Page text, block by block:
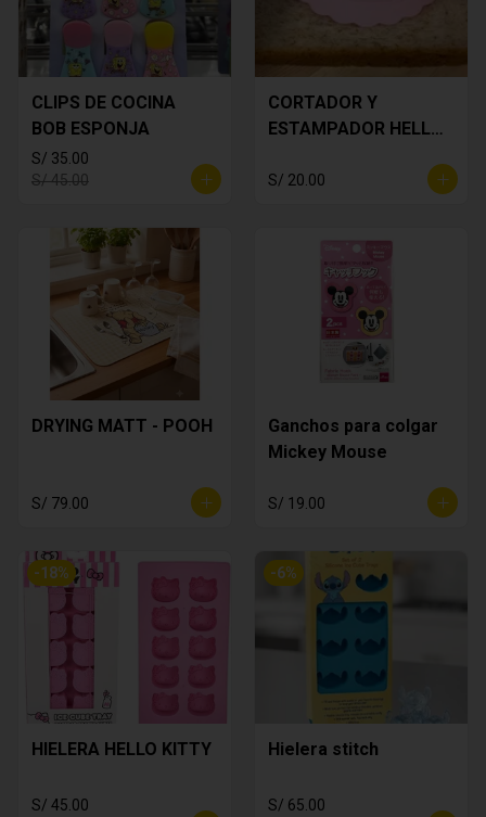
CLIPS DE COCINA
BOB ESPONJA
S/ 35.00
S/ 45.00
CORTADOR Y
ESTAMPADOR HELLO
S/ 20.00
DRYING MATT - POOH
S/ 79.00
Ganchos para colgar
Mickey Mouse
S/ 19.00
-18%
HIELERA HELLO KITTY
S/ 45.00
-6%
Hielera stitch
S/ 65.00